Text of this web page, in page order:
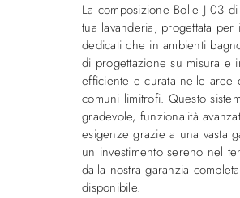
La composizione Bolle J 03
tua lavanderia, progettata
dedicati che in ambienti
di progettazione su misura e
efficiente e curata nelle aree
comuni limitrofi. Questo
gradevole, funzionalità
esigenze grazie a una vasta
un investimento sereno nel
dalla nostra garanzia
disponibile.